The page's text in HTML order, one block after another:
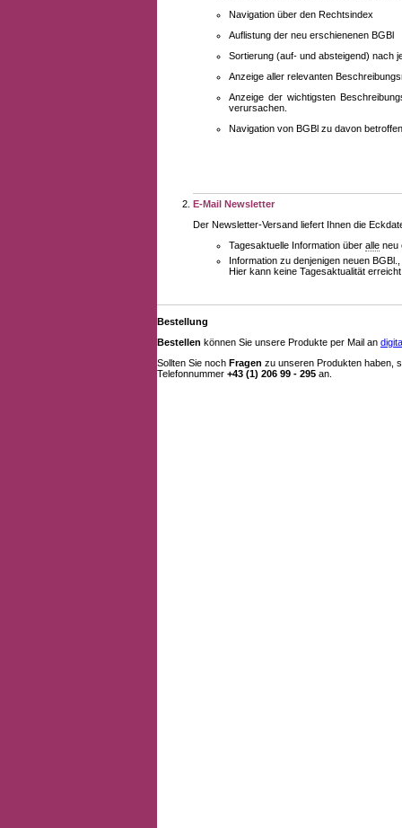
Navigation über den Rechtsindex
Auflistung der neu erschienenen BGBl
Sortierung (auf- und absteigend) nach
Anzeige aller relevanten
Anzeige der wichtigsten
verursachen.
Navigation von BGBl zu davon
E-Mail Newsletter
Der Newsletter-Versand liefert Ihnen die
Tagesaktuelle Information über alle neu
Information zu denjenigen neuen
Hier kann keine Tagesaktualität
Bestellung
Bestellen können Sie unsere Produkte per Mail an
Sollten Sie noch Fragen zu unseren Produkten haben,
Telefonnummer +43 (1) 206 99 - 295 an.